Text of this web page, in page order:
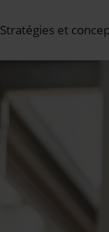
Stratégies et